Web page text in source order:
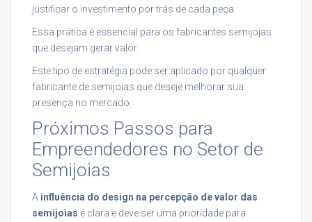
justificar o investimento por trás de cada peça.
Essa prática é essencial para os fabricantes semijojas
que desejam gerar valor.
Este tipo de estratégia pode ser aplicado por qualquer
fabricante de semijoias que deseje melhorar sua
presença no mercado.
Próximos Passos para
Empreendedores no Setor de
Semijoias
A influência do design na percepção de valor das
semijoias é clara e deve ser uma prioridade para